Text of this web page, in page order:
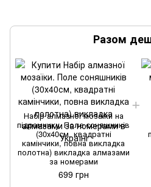
Разом
Набір алмазної мозаїки на
підрамнику. Поле соняшників
(30х40см, квадратні
камінчики, повна викладка
полотна) викладка алмазами
за номерами
699 грн